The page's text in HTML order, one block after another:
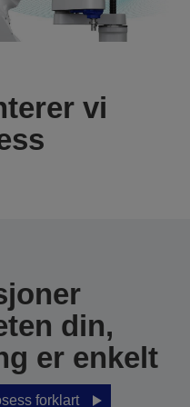
vi
din,
er enkelt
forklart